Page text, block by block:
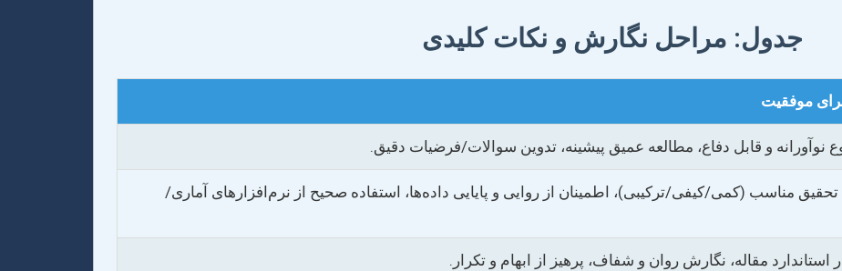
جدول: مراحل نگارش و نکات کلیدی
موفقیت
نوآورانه و قابل دفاع، مطالعه عمیق پیشینه، تدوین سوالات/فرضیات دقیق.
مناسب (کمی/کیفی/ترکیبی)، اطمینان از روایی و پایایی داده‌ها، استفاده صحیح از نرم‌افزارهای آماری/
استاندارد مقاله، نگارش روان و شفاف، پرهیز از ابهام و تکرار.